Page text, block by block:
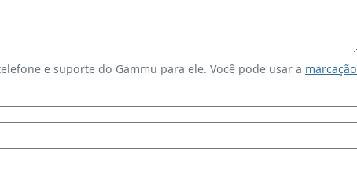
e suporte do Gammu para ele. Você pode usar a marcação